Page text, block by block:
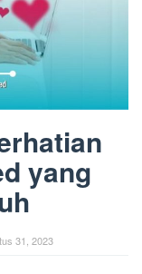
yang
31, 2023